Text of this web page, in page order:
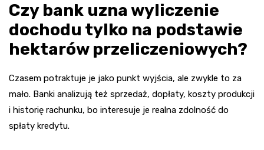
Czy bank uzna wyliczenie
dochodu tylko na podstawie
hektarów przeliczeniowych?
Czasem potraktuje je jako punkt wyjścia, ale zwykle to za
mało. Banki analizują też sprzedaż, dopłaty, koszty produkcji
i historię rachunku, bo interesuje je realna zdolność do
spłaty kredytu.